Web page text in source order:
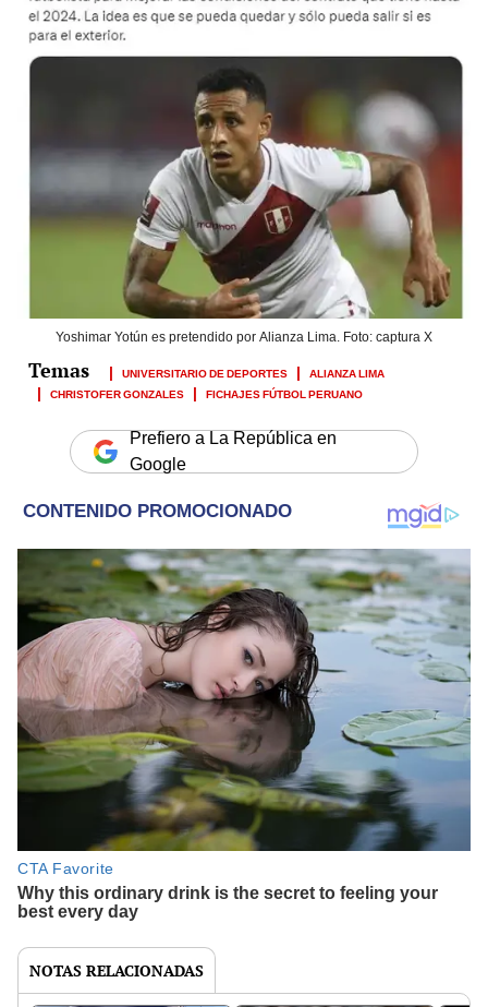
Yoshimar Yotún es pretendido por Alianza Lima. Foto: captura X
UNIVERSITARIO DE DEPORTES
ALIANZA LIMA
CHRISTOFER GONZALES
FICHAJES FÚTBOL PERUANO
Prefiero a La República en
Google
NOTAS RELACIONADAS